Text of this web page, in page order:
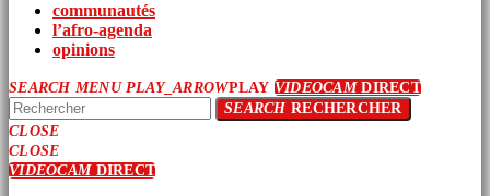
communautés
l’afro-agenda
opinions
SEARCH MENU PLAY_ARROWPLAY VIDEOCAMDIRECT
SEARCHRECHERCHER
CLOSE
CLOSE
VIDEOCAMDIRECT